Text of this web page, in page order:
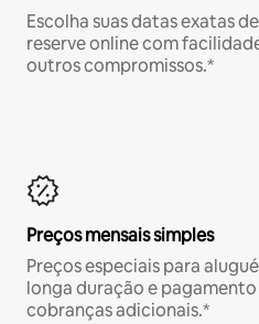
Escolha suas datas exatas
reserve online com
outros compromissos.*
Preços mensais simples
Preços especiais para
longa duração e
cobranças adicionais.*